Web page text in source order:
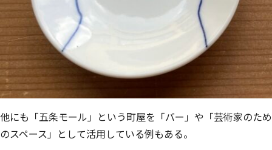
他にも「五条モール」という町屋を「バー」や「芸術家のため
のスペース」として活⽤している例もある。